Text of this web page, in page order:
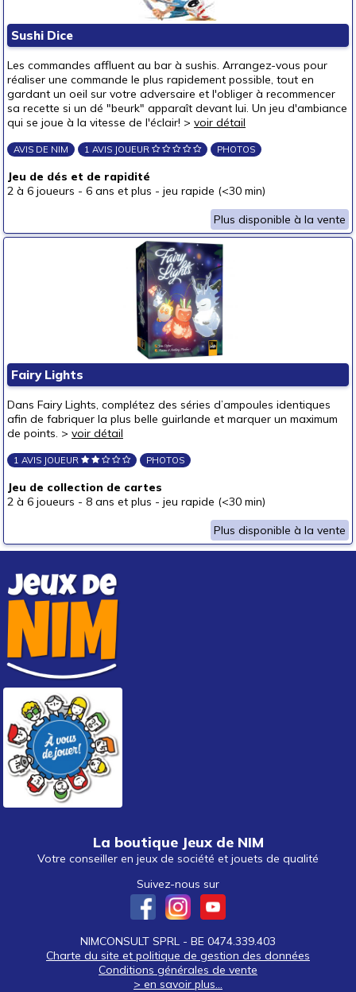
Sushi Dice
Les commandes affluent au bar à sushis. Arrangez-vous pour
réaliser une commande le plus rapidement possible, tout en
gardant un oeil sur votre adversaire et l'obliger à recommencer
sa recette si un dé "beurk" apparaît devant lui. Un jeu d'ambiance
qui se joue à la vitesse de l'éclair! > voir détail
AVIS DE NIM 1 AVIS JOUEUR PHOTOS
Jeu de dés et de rapidité
2 à 6 joueurs - 6 ans et plus - jeu rapide (<30 min)
Plus disponible à la vente
Fairy Lights
Dans Fairy Lights, complétez des séries d’ampoules identiques
afin de fabriquer la plus belle guirlande et marquer un maximum
de points. > voir détail
1 AVIS JOUEUR PHOTOS
Jeu de collection de cartes
2 à 6 joueurs - 8 ans et plus - jeu rapide (<30 min)
Plus disponible à la vente
La boutique Jeux de NIM
Votre conseiller en jeux de société et jouets de qualité
Suivez-nous sur
NIMCONSULT SPRL - BE 0474.339.403
Charte du site et politique de gestion des données
Conditions générales de vente
> en savoir plus...